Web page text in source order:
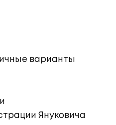
варианты
Януковича